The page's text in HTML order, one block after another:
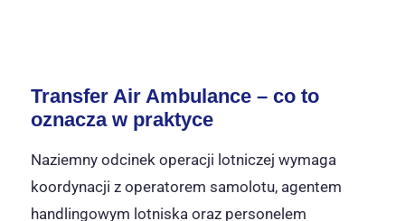
Transfer Air Ambulance – co to
oznacza w praktyce
Naziemny odcinek operacji lotniczej wymaga
koordynacji z operatorem samolotu, agentem
handlingowym lotniska oraz personelem